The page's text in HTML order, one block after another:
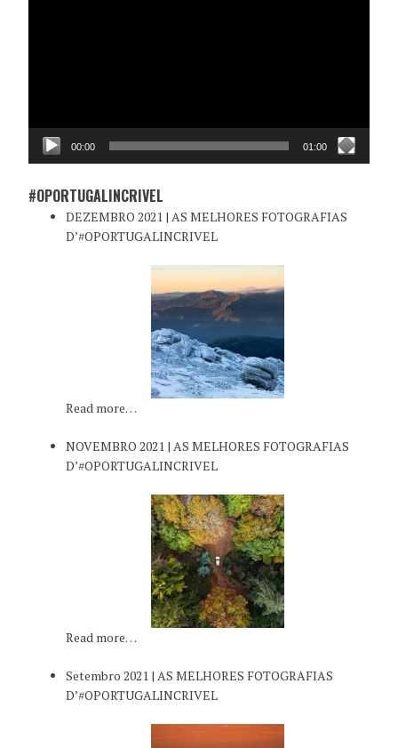
00:00 01:00
#OPORTUGALINCRIVEL
DEZEMBRO 2021 | AS MELHORES FOTOGRAFIAS
D’#OPORTUGALINCRIVEL
Read more…
NOVEMBRO 2021 | AS MELHORES FOTOGRAFIAS
D’#OPORTUGALINCRIVEL
Read more…
Setembro 2021 | AS MELHORES FOTOGRAFIAS
D’#OPORTUGALINCRIVEL